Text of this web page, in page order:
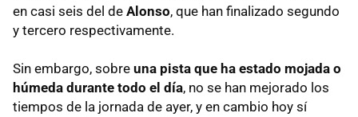
en casi seis del de Alonso, que han finalizado segundo
y tercero respectivamente.
Sin embargo, sobre una pista que ha estado mojada o
húmeda durante todo el día, no se han mejorado los
tiempos de la jornada de ayer, y en cambio hoy sí